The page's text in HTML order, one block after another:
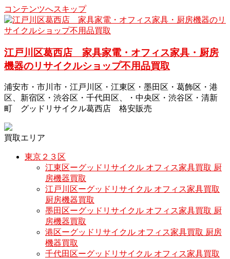
コンテンツへスキップ
江戸川区葛西店 家具家電・オフィス家具・厨房
機器のリサイクルショップ不用品買取
浦安市・市川市・江戸川区・江東区・墨田区・葛飾区・港
区、新宿区・渋谷区・千代田区、・中央区・渋谷区・清新
町 グッドリサイクル葛西店 格安販売
買取エリア
東京２３区
江東区ーグッドリサイクル オフィス家具買取 厨
房機器買取
江戸川区ーグッドリサイクル オフィス家具買取
厨房機器買取
墨田区ーグッドリサイクル オフィス家具買取 厨
房機器買取
港区ーグッドリサイクル オフィス家具買取 厨房
機器買取
千代田区ーグッドリサイクル オフィス家具買取